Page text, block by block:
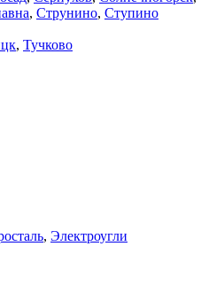
, Струнино, Ступино
, Тучково
, Электроугли